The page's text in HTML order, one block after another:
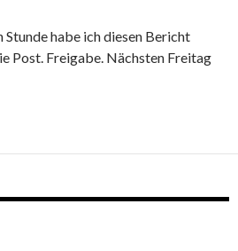
Stunde habe ich diesen Bericht
Post. Freigabe. Nächsten Freitag